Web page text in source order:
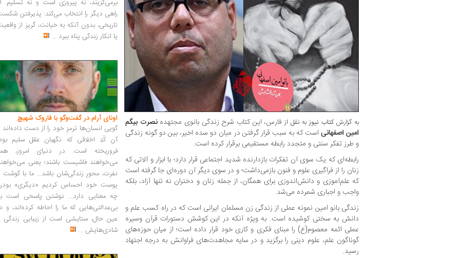
به گزارشکتاب نیوز به نقل از فارس، این کتاب شرح زندگی بانوی مجتهدهنصرت بیگم
امین اصفهانی است که به سبب قرار گرفتن در میان دو سده اخیر، بین دو گونه زندگی
و طرز تفکر سنتی و متجدد رابطه مستقیمی برقرار کرده است.
رابطه‌ای که یک سوی آن تفکرات بازدارنده شدید اجتماعی قرار دارد؛ با ابزار و آلاتی که
زنان را از فراگیری علوم و فنون بازمی‌داشت؛ و در سوی دیگر آن دوره‌ای جا گرفته است
که علم‌آموزی و دانش‌اندوزی برای همگان، از جمله زنان و دختران نه تنها آزاد، بلکه
واجب و اجباری شمرده می‌شد.
زندگی بانو امین نمونه عملی از زندگی زن مسلمان ایرانی است که در راه کسب علم و
دانش به سختی کوشیده است. به ویژه آنکه در این کوشش دستورات قرآن وسیره
عملی ائمه معصوم(ع) را مبنای فکری و کاری خود قرار داده است؛ از میان حوزه‌های
گوناگون علم، علوم دینی را برگزید و در سایه مجاهدت‌های فراوانش به درجه اجتهاد
رسید.
برمی‌گزیند، نه پیروزی است و نه تسلیم.
راهی دیگر را انتخاب می‌کند: پذیرفتن
تاریخی، بدون آنکه به خیانت، گریز از
یا انکار زندگی پناه ببرد ...
اونای آرام در گفت‌وگو با فاروک شهیچ‭
گویی انسان‌ها ترمزِ خود را از دست داده‌اند
آن کُدِ اخلاقی که نگهبان عقل سلیم
فروریخته است. در دنیای امروز،
می‌خواهند فاشیست باشند؛ یعنی
نفرت، محورِ زندگی‌شان باشد... ما با گوشت
پوست خود احساس کردیم «دیگری»
چه معنایی دارد... نوشتن پاسخی است
بی‌عدالتی‌هایی که ما را احاطه کرده‌اند، و
عین حال، ستایشی است از زیبایی زندگی
شادی‌هایش ...